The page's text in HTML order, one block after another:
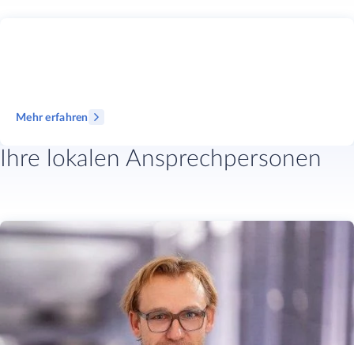
Mehr erfahren
Ihre lokalen Ansprechpersonen